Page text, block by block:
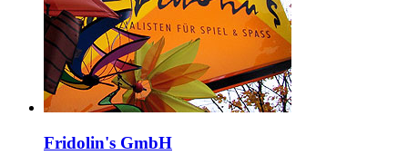
Fridolin's GmbH